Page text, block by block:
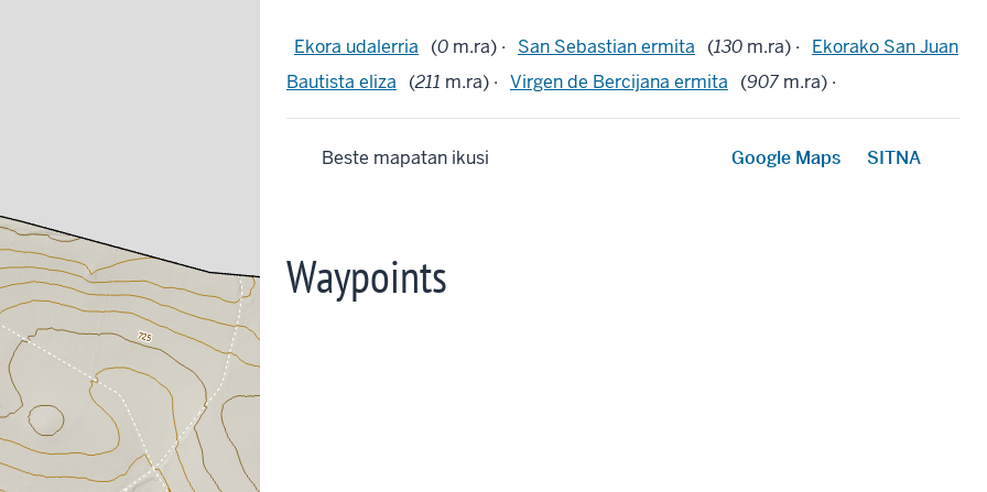
Ekora udalerria (0 m.ra) · San Sebastian ermita (130 m.ra) ·
Ekorako San Juan
Bautista eliza
(211 m.ra) · Virgen de Bercijana ermita (907 m.ra) ·
Beste mapatan ikusi Google Maps SITNA
Waypoints